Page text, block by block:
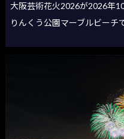
大阪芸術花火2026が2026年
りんくう公園マーブルビーチ